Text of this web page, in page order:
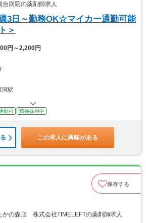
病院の薬剤師求人
3日～勤務OK☆マイカー通勤可能
＞
円～2,200円
河駅
勤可 積極採用中
この求人に興味がある
保存する
の森店 株式会社TIMELEFTの薬剤師求人